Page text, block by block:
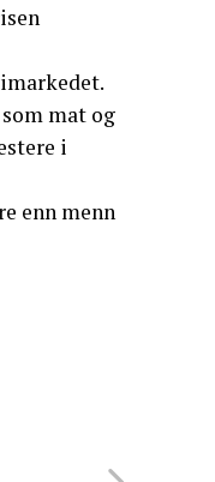
mat og
i
enn menn